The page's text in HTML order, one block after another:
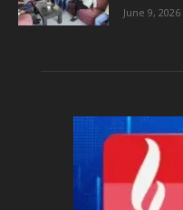
June 9, 2026